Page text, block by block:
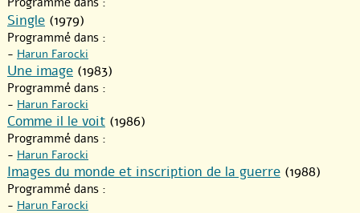
Single (1979)
Programmé dans :
- Harun Farocki
Une image (1983)
Programmé dans :
- Harun Farocki
Comme il le voit (1986)
Programmé dans :
- Harun Farocki
Images du monde et inscription de la guerre (1988)
Programmé dans :
- Harun Farocki